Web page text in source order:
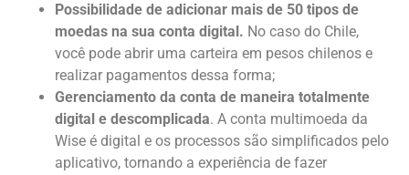
Possibilidade de adicionar mais de 50 tipos de
moedas na sua conta digital. No caso do Chile,
você pode abrir uma carteira em pesos chilenos e
realizar pagamentos dessa forma;
Gerenciamento da conta de maneira totalmente
digital e descomplicada. A conta multimoeda da
Wise é digital e os processos são simplificados pelo
aplicativo, tornando a experiência de fazer